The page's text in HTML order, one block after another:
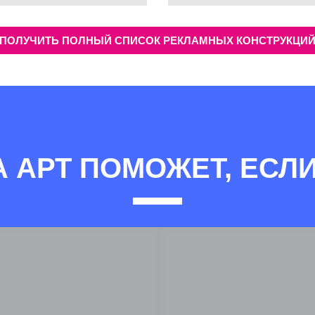
ПОЛУЧИТЬ ПОЛНЫЙ СПИСОК РЕКЛАМНЫХ КОНСТРУКЦИЙ
АРТ ПОМОЖЕТ,